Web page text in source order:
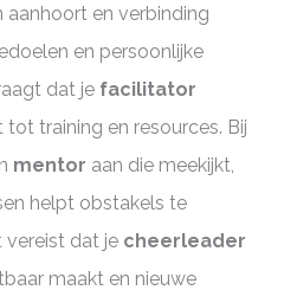
aanhoort en verbinding
en persoonlijke
dat je facilitator
training en resources. Bij
mentor aan die meekijkt,
helpt obstakels te
vereist dat je cheerleader
maakt en nieuwe